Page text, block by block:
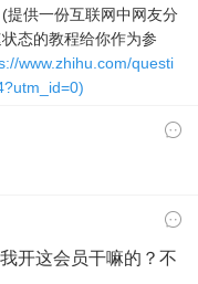
提供一份互联网中网友分
态的教程给你作为参
www.zhihu.com/questi
开这会员干嘛的？不